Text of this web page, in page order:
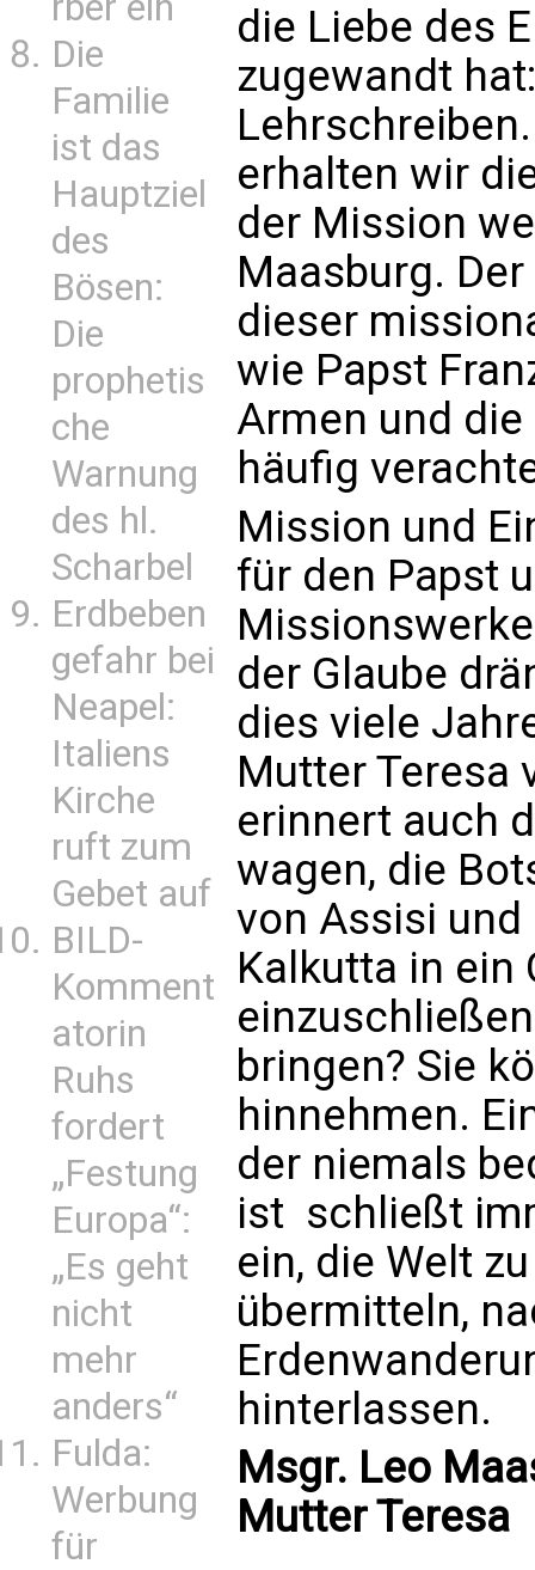
Die
Familie
ist das
Hauptziel
des
Bösen:
Die
prophetis
che
Warnung
des hl.
Scharbel
Erdbeben
gefahr bei
Neapel:
Italiens
Kirche
ruft zum
Gebet auf
BILD-
Komment
atorin
Ruhs
fordert
„Festung
Europa“:
„Es geht
nicht
mehr
anders“
Fulda:
Werbung
für
die Liebe des
zugewandt
erhalten wir
der Mission
Maasburg.
dieser
wie Papst
Armen und
häufig
Mission und
für den Papst
der Glaube
dies viele
Mutter Teresa
erinnert auch
wagen, die
von Assisi und
Kalkutta in ein
bringen? Sie
hinnehmen.
der niemals
ist  schließt
ein, die Welt
übermitteln,
hinterlassen.
Msgr. Leo
Mutter Teresa